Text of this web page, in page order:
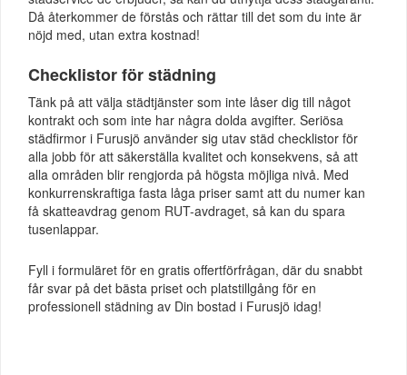
Då återkommer de förstås och rättar till det som du inte är
nöjd med, utan extra kostnad!
Checklistor för städning
Tänk på att välja städtjänster som inte låser dig till något
kontrakt och som inte har några dolda avgifter. Seriösa
städfirmor i Furusjö använder sig utav städ checklistor för
alla jobb för att säkerställa kvalitet och konsekvens, så att
alla områden blir rengjorda på högsta möjliga nivå. Med
konkurrenskraftiga fasta låga priser samt att du numer kan
få skatteavdrag genom RUT-avdraget, så kan du spara
tusenlappar.
Fyll i formuläret för en gratis offertförfrågan, där du snabbt
får svar på det bästa priset och platstillgång för en
professionell städning av Din bostad i Furusjö idag!